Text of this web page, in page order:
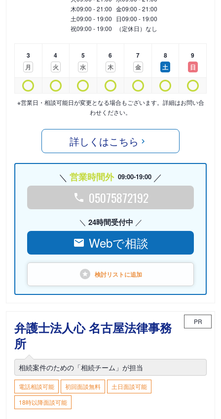
木09:00 - 21:00 金09:00 - 21:00
土09:00 - 19:00 日09:00 - 19:00
祝09:00 - 19:00 （定休日）なし
3
月
4
火
5
水
6
木
7
金
8
土
9
日
※営業日・相談可能日が変更となる場合もございます。詳細はお問い合
わせください。
詳しくはこちら
営業時間外 09:00-19:00
05075872192
24時間受付中
Webで相談
検討リストに追加
弁護士法人心 名古屋法律事務
所
PR
相続案件のための「相続チーム」が担当
電話相談可能 初回面談無料
土日面談可能
18時以降面談可能